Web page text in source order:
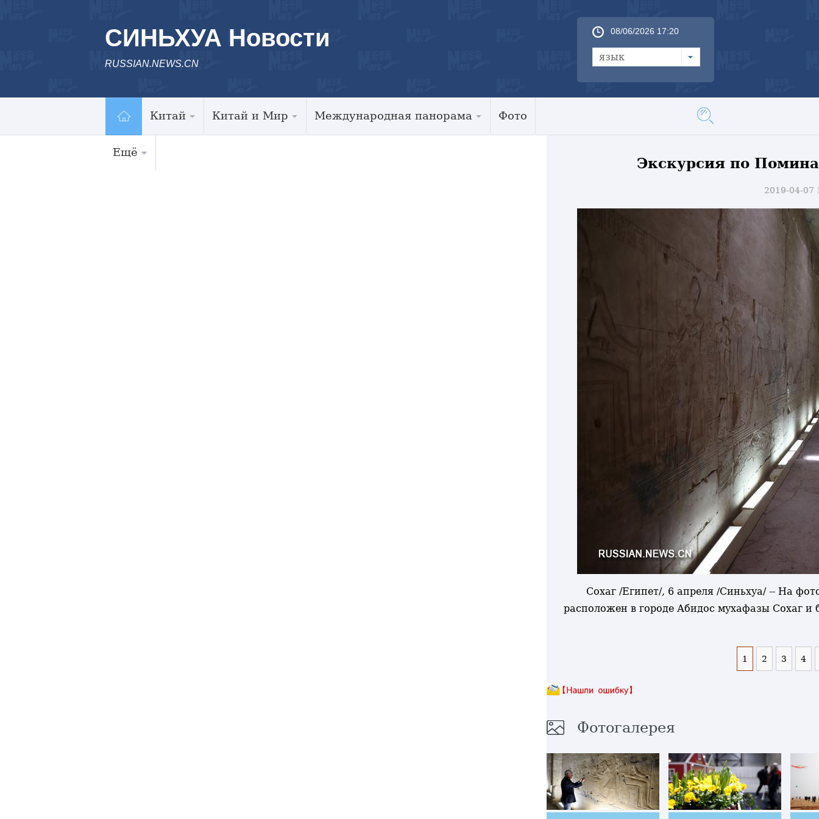
СИНЬХУА Новости
RUSSIAN.NEWS.CN
08/06/2026 17:20
язык
Китай Китай и Мир Международная панорама Фото
Ещё
Экскурсия по
2019-04-07
Сохаг /Египет/, 6 апреля /Синьхуа/ -- На
расположен в городе Абидос мухафазы Сохаг
1 2 3 4
Фотогалерея